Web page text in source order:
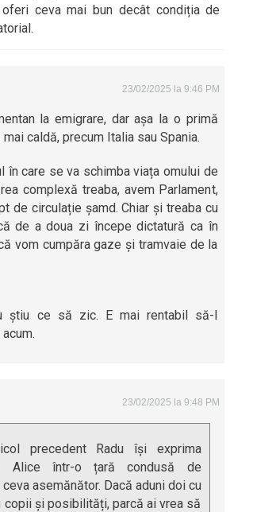
ceva mai bun decât condiția de
23/02/2025 la 9:46 PM
la emigrare, dar așa la o primă
caldă, precum Italia sau Spania.
care se va schimba viața omului de
complexă treaba, avem Parlament,
de circulație șamd. Chiar și treaba cu
de a doua zi începe dictatură ca în
vom cumpăra gaze și tramvaie de la
știu ce să zic. E mai rentabil să-l
23/02/2025 la 9:48 PM
precedent Radu își exprima
Alice într-o țară condusă de
asemănător. Dacă aduni doi cu
copii și posibilități, parcă ai vrea să